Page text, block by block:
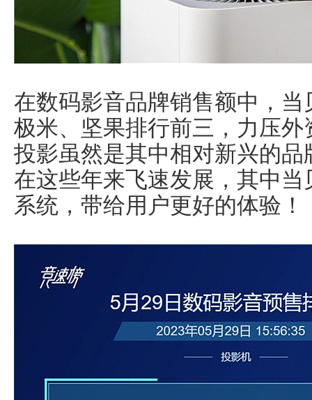
在数码影音品牌销售额中，
极米、坚果排行前三，力压
投影虽然是其中相对新兴的
在这些年来飞速发展，其中当
系统，带给用户更好的体验！